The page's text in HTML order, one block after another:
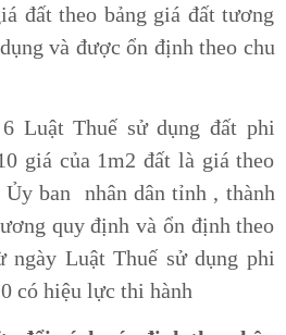
đất theo bảng giá đất tương
và được ổn định theo chu
Luật Thuế sử dụng đất phi
giá của 1m2 đất là giá theo
ban nhân dân tỉnh , thành
quy định và ổn định theo
Luật Thuế sử dụng phi
có hiệu lực thi hành